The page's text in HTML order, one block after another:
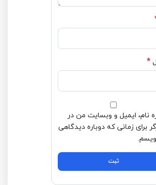
*
نام، ایمیل و وبسایت من در
برای زمانی که دوباره دیدگاهی